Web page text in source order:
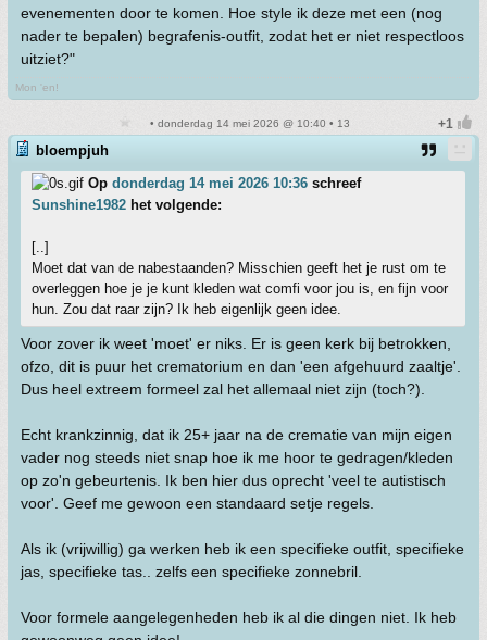
evenementen door te komen. Hoe style ik deze met een (nog
nader te bepalen) begrafenis-outfit, zodat het er niet respectloos
uitziet?"
Mon 'en!
• donderdag 14 mei 2026 @ 10:40 • 13
bloempjuh
Op donderdag 14 mei 2026 10:36 schreef
Sunshine1982 het volgende:
[..]
Moet dat van de nabestaanden? Misschien geeft het je rust om te
overleggen hoe je je kunt kleden wat comfi voor jou is, en fijn voor
hun. Zou dat raar zijn? Ik heb eigenlijk geen idee.
Voor zover ik weet 'moet' er niks. Er is geen kerk bij betrokken,
ofzo, dit is puur het crematorium en dan 'een afgehuurd zaaltje'.
Dus heel extreem formeel zal het allemaal niet zijn (toch?).
Echt krankzinnig, dat ik 25+ jaar na de crematie van mijn eigen
vader nog steeds niet snap hoe ik me hoor te gedragen/kleden
op zo'n gebeurtenis. Ik ben hier dus oprecht 'veel te autistisch
voor'. Geef me gewoon een standaard setje regels.
Als ik (vrijwillig) ga werken heb ik een specifieke outfit, specifieke
jas, specifieke tas.. zelfs een specifieke zonnebril.
Voor formele aangelegenheden heb ik al die dingen niet. Ik heb